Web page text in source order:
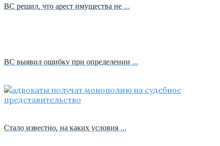
ВС решил, что арест имущества не …
ВС выявил ошибку при определении …
Стало известно, на каких условия …